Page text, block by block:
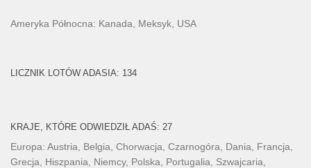
Ameryka Północna: Kanada, Meksyk, USA
LICZNIK LOTÓW ADASIA: 134
KRAJE, KTÓRE ODWIEDZIŁ ADAŚ: 27
Europa: Austria, Belgia, Chorwacja, Czarnogóra, Dania, Francja,
Grecja, Hiszpania, Niemcy, Polska, Portugalia, Szwajcaria,